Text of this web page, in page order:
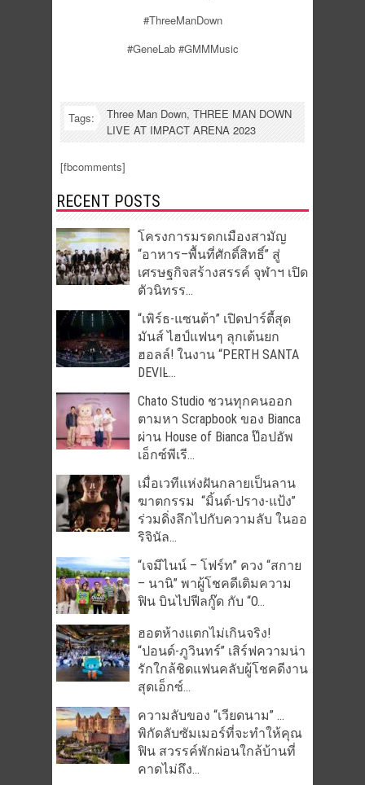
#ThreeManDown
#GeneLab #GMMMusic
Tags: Three Man Down, THREE MAN DOWN
LIVE AT IMPACT ARENA 2023
[fbcomments]
RECENT POSTS
โครงการมรดกเมืองสามัญ
“อาหาร–พื้นที่ศักดิ์สิทธิ์” สู่
เศรษฐกิจสร้างสรรค์ จุฬาฯ เปิด
ตัวนิทรร...
“เพิร์ธ-แซนต้า” เปิดปาร์ตี้สุด
มันส์ ไฮป์แฟนๆ ลุกเต้นยก
ฮอลล์! ในงาน “PERTH SANTA
DEVIL̵...
Chato Studio ชวนทุกคนออก
ตามหา Scrapbook ของ Bianca
ผ่าน House of Bianca ป๊อปอัพ
เอ็กซ์พีเรี...
เมื่อเวทีแห่งฝันกลายเป็นลาน
ฆาตกรรม “มิ้นต์-ปราง-แป้ง”
ร่วมดิ่งลึกไปกับความลับ ในออ
ริจินัล...
“เจมีไนน์ – โฟร์ท” ควง “สกาย
– นานิ” พาผู้โชคดีเติมความ
ฟิน บินไปฟีลกู๊ด กับ “O...
ฮอตห้างแตกไม่เกินจริง!
“ปอนด์-ภูวินทร์” เสิร์ฟความน่า
รักใกล้ชิดแฟนคลับผู้โชคดีงาน
สุดเอ็กซ์...
ความลับของ “เวียดนาม” …
พิกัดลับซัมเมอร์ที่จะทำให้คุณ
ฟิน สวรรค์พักผ่อนใกล้บ้านที่
คาดไม่ถึง...